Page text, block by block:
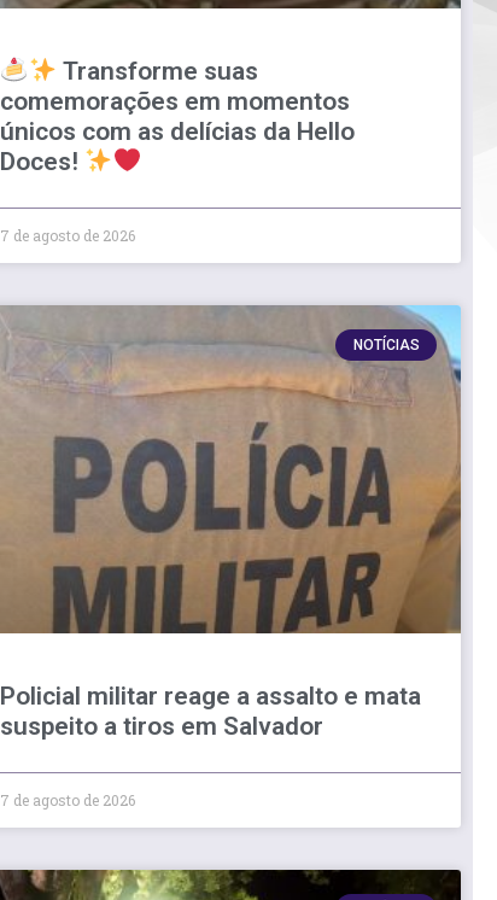
Transforme suas
comemorações em momentos
únicos com as delícias da Hello
Doces!
7 de agosto de 2026
NOTÍCIAS
Policial militar reage a assalto e mata
suspeito a tiros em Salvador
7 de agosto de 2026